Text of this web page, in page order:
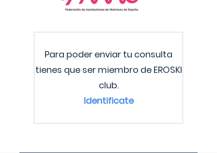
Para poder enviar tu consulta
tienes que ser miembro de EROSKI
club.
Identificate